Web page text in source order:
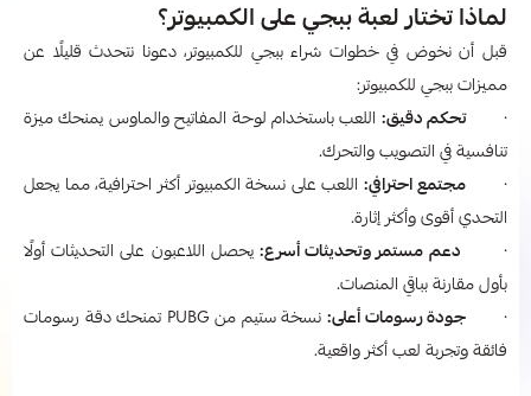
لماذا تختار لعبة ببجي على الكمبيوتر؟
قبل أن نخوض في خطوات شراء ببجي للكمبيوتر، دعونا نتحدث قليلًا عن
مميزات ببجي للكمبيوتر:
· تحكم دقيق: اللعب باستخدام لوحة المفاتيح والماوس يمنحك ميزة
تنافسية في التصويب والتحرك.
·مجتمع احترافي: اللعب على نسخة الكمبيوتر أكثر احترافية، مما يجعل
التحدي أقوى وأكثر إثارة.
· دعم مستمر وتحديثات أسرع: يحصل اللاعبون على التحديثات أولًا
بأول مقارنة بباقي المنصات.
· جودة رسومات أعلى:
نسخة ستيم من PUBG تمنحك دقة رسومات
فائقة وتجربة لعب أكثر واقعية.